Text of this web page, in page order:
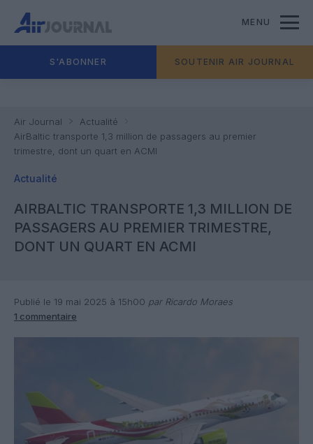
MENU
S'ABONNER SOUTENIR AIR JOURNAL
Air Journal
Actualité
AirBaltic transporte 1,3 million de passagers au premier
trimestre, dont un quart en ACMI
Actualité
AIRBALTIC TRANSPORTE 1,3 MILLION DE
PASSAGERS AU PREMIER TRIMESTRE,
DONT UN QUART EN ACMI
Publié le 19 mai 2025 à 15h00 par Ricardo Moraes
1 commentaire